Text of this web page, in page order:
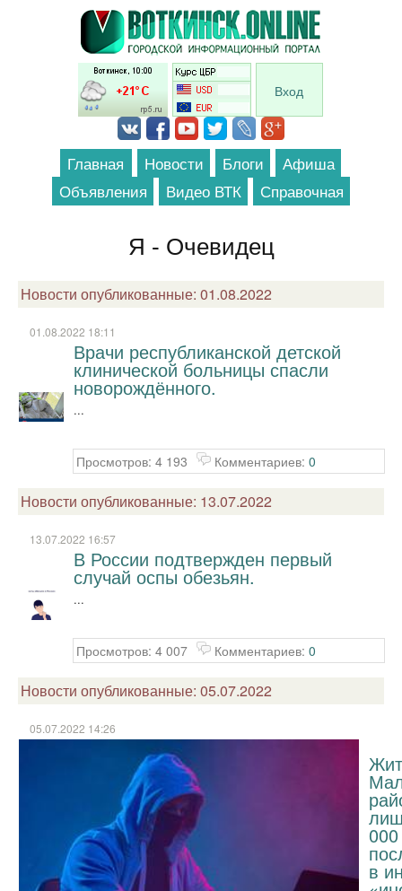
Перейти к основному содержанию
Вход
Главная Новости Блоги
Афиша
Объявления
Видео ВТК Справочная
Я - Очевидец
Новости опубликованные: 01.08.2022
01.08.2022 18:11
Врачи республиканской детской
клинической больницы спасли
новорождённого.
...
Просмотров: 4 193 Комментариев: 0
Новости опубликованные: 13.07.2022
13.07.2022 16:57
В России подтвержден первый
случай оспы обезьян.
...
Просмотров: 4 007 Комментариев: 0
Новости опубликованные: 05.07.2022
05.07.2022 14:26
в